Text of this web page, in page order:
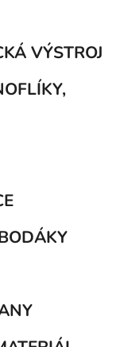
VÝSTROJ